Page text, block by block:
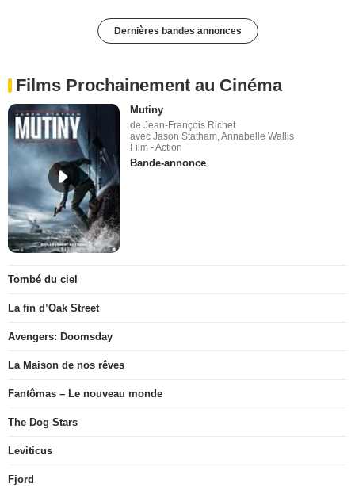
Dernières bandes annonces
Films Prochainement au Cinéma
Mutiny
de Jean-François Richet
avec Jason Statham, Annabelle Wallis
Film - Action
Bande-annonce
Tombé du ciel
La fin d’Oak Street
Avengers: Doomsday
La Maison de nos rêves
Fantômas – Le nouveau monde
The Dog Stars
Leviticus
Fjord